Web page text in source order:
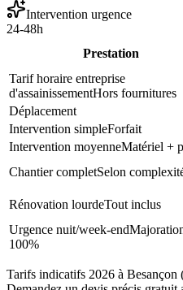
Intervention urgence
24-48h
Prestation
Tarif horaire entreprise
d'assainissementHors fournitures
Déplacement
Intervention simpleForfait
Intervention moyenneMatériel +
Chantier completSelon
Rénovation lourdeTout inclus
Urgence nuit/week-end
100%
Tarifs indicatifs 2026 à Besançon